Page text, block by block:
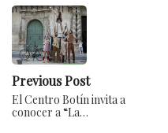
Previous Post
El Centro Botín invita a
conocer a “La…